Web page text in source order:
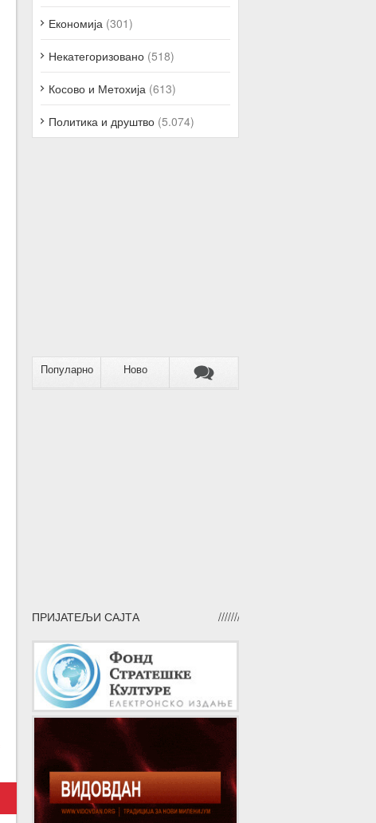
Економија (301)
Некатегоризовано (518)
Косово и Метохија (613)
Политика и друштво (5.074)
Популарно Ново
ПРИЈАТЕЉИ САЈТА